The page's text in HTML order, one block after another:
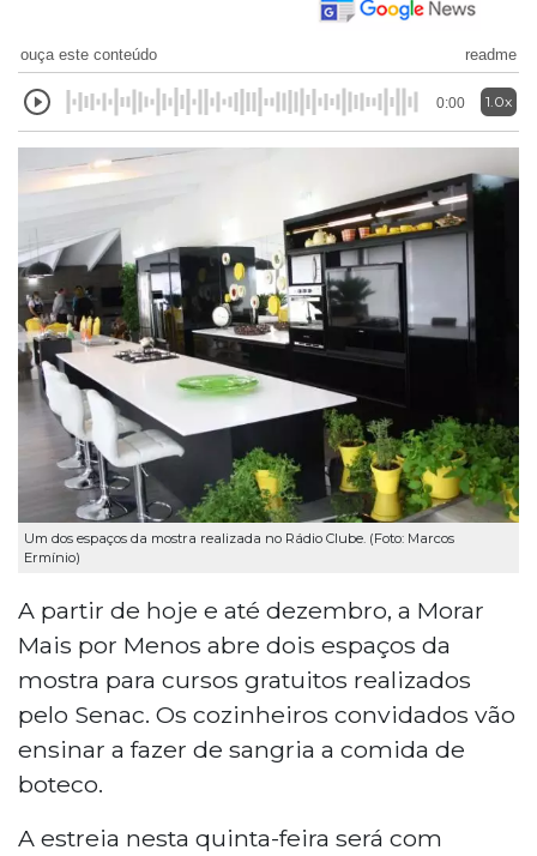
ouça este conteúdo readme
0:00 1.0x
Um dos espaços da mostra realizada no Rádio Clube. (Foto: Marcos
Ermínio)
A partir de hoje e até dezembro, a Morar
Mais por Menos abre dois espaços da
mostra para cursos gratuitos realizados
pelo Senac. Os cozinheiros convidados vão
ensinar a fazer de sangria a comida de
boteco.
A estreia nesta quinta-feira será com